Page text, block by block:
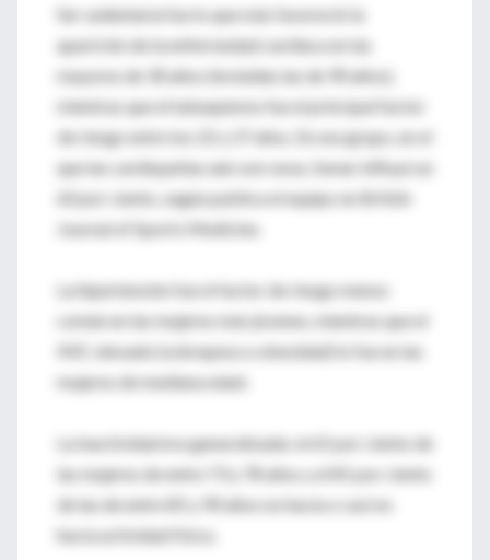
Ser sedentaria fue lo que más favoreció la
aparición de la enfermedad cardíaca en las
mayores de 30 años (incluidas las de 90 años),
mientras que el tabaquismo fue el principal factor
de riesgo entre los 22 y 27 años. En ese grupo, en el
que las cardiopatías aún son raras, fumar influyó un
60 por ciento, según publica el equipo en British
Journal of Sports Medicine.
La hipertensión fue el factor de riesgo menos
común en las mujeres más jóvenes, mientras que el
IMC elevado (sobrepeso u obesidad) lo fue en las
mujeres de mediana edad.
La inactividad era generalizada: el 65 por ciento de
las mujeres de entre 73 y 78 años y el 81 por ciento
de las de entre 85 y 90 años no hacía o casi no
hacía actividad física.